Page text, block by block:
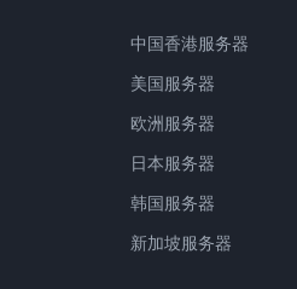
中国香港服务器
美国服务器
欧洲服务器
日本服务器
韩国服务器
新加坡服务器